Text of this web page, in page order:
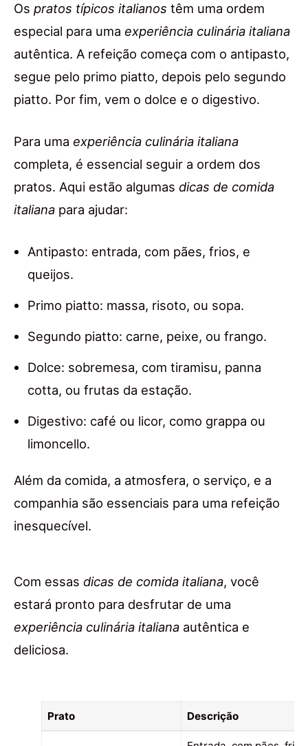
Os pratos típicos italianos têm uma ordem
especial para uma experiência culinária italiana
autêntica. A refeição começa com o antipasto,
segue pelo primo piatto, depois pelo segundo
piatto. Por fim, vem o dolce e o digestivo.
Para uma experiência culinária italiana
completa, é essencial seguir a ordem dos
pratos. Aqui estão algumas dicas de comida
italiana para ajudar:
Antipasto: entrada, com pães, frios, e
queijos.
Primo piatto: massa, risoto, ou sopa.
Segundo piatto: carne, peixe, ou frango.
Dolce: sobremesa, com tiramisu, panna
cotta, ou frutas da estação.
Digestivo: café ou licor, como grappa ou
limoncello.
Além da comida, a atmosfera, o serviço, e a
companhia são essenciais para uma refeição
inesquecível.
Com essas dicas de comida italiana, você
estará pronto para desfrutar de uma
experiência culinária italiana autêntica e
deliciosa.
Prato Descrição